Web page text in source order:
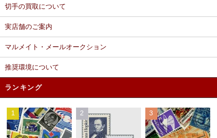
切手の買取について
実店舗のご案内
マルメイト・メールオークション
推奨環境について
ランキング
1 2 3